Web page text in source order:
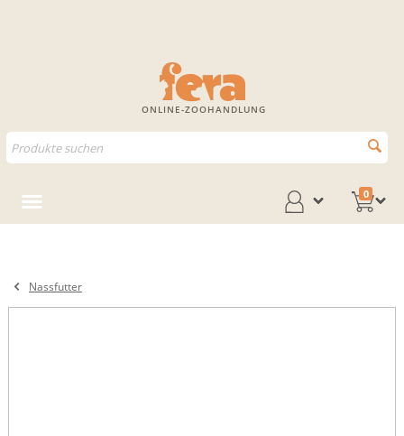
ONLINE-ZOOHANDLUNG
0
Nassfutter